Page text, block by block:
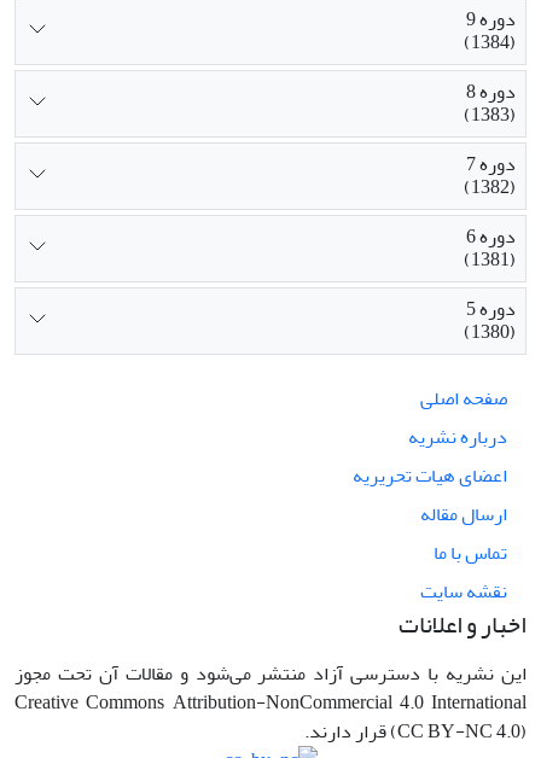
دوره 9
(1384)
دوره 8
(1383)
دوره 7
(1382)
دوره 6
(1381)
دوره 5
(1380)
صفحه اصلی
درباره نشریه
اعضای هیات تحریریه
ارسال مقاله
تماس با ما
نقشه سایت
اخبار و اعلانات
این نشریه با دسترسی آزاد منتشر می‌شود و مقالات آن تحت مجوز
Creative Commons Attribution-NonCommercial 4.0 International
(CC BY-NC 4.0) قرار دارند.